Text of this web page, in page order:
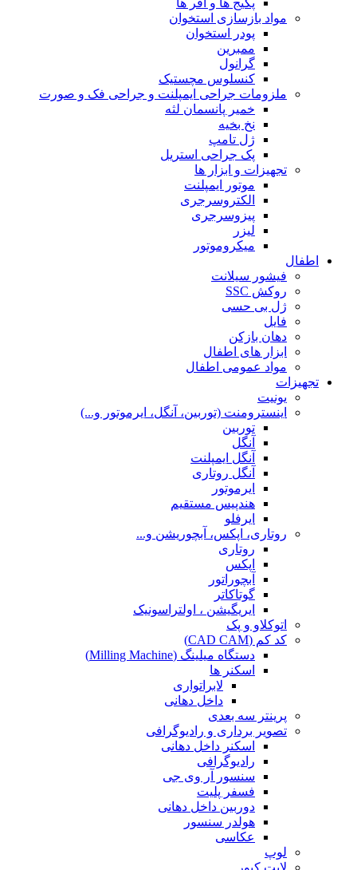
مواد بازسازی استخوان
پودر استخوان
ممبرین
گرانول
کنسلوس مچستیک
ملزومات جراحی ایمپلنت و جراحی فک و صورت
خمیر پانسمان لثه
نخ بخیه
ژل تامپ
پک جراحی استریل
تجهیزات و ابزار ها
موتور ایمپلنت
الکتروسرجری
پیزوسرجری
لیزر
میکروموتور
اطفال
فیشور سیلانت
روکش SSC
ژل بی حسی
فایل
دهان بازکن
ابزار های اطفال
مواد عمومی اطفال
تجهیزات
یونیت
اینسترومنت (توربین، آنگل، ایرموتور و...)
توربین
آنگل
آنگل ایمپلنت
آنگل روتاری
ایرموتور
هندپیس مستقیم
ایرفلو
روتاری، اپکس، آبچوریشن و...
روتاری
اپکس
آبچوراتور
گوتاکاتر
ایریگیشن ، اولتراسونیک
اتوکلاو و پک
کد کم (CAD CAM)
دستگاه میلینگ (Milling Machine)
اسکنر ها
لابراتواری
داخل دهانی
پرینتر سه بعدی
تصویر برداری و رادیوگرافی
اسکنر داخل دهانی
رادیوگرافی
سنسور آر وی جی
فسفر پلیت
دوربین داخل دهانی
هولدر سنسور
عکاسی
لوپ
لایت کیور